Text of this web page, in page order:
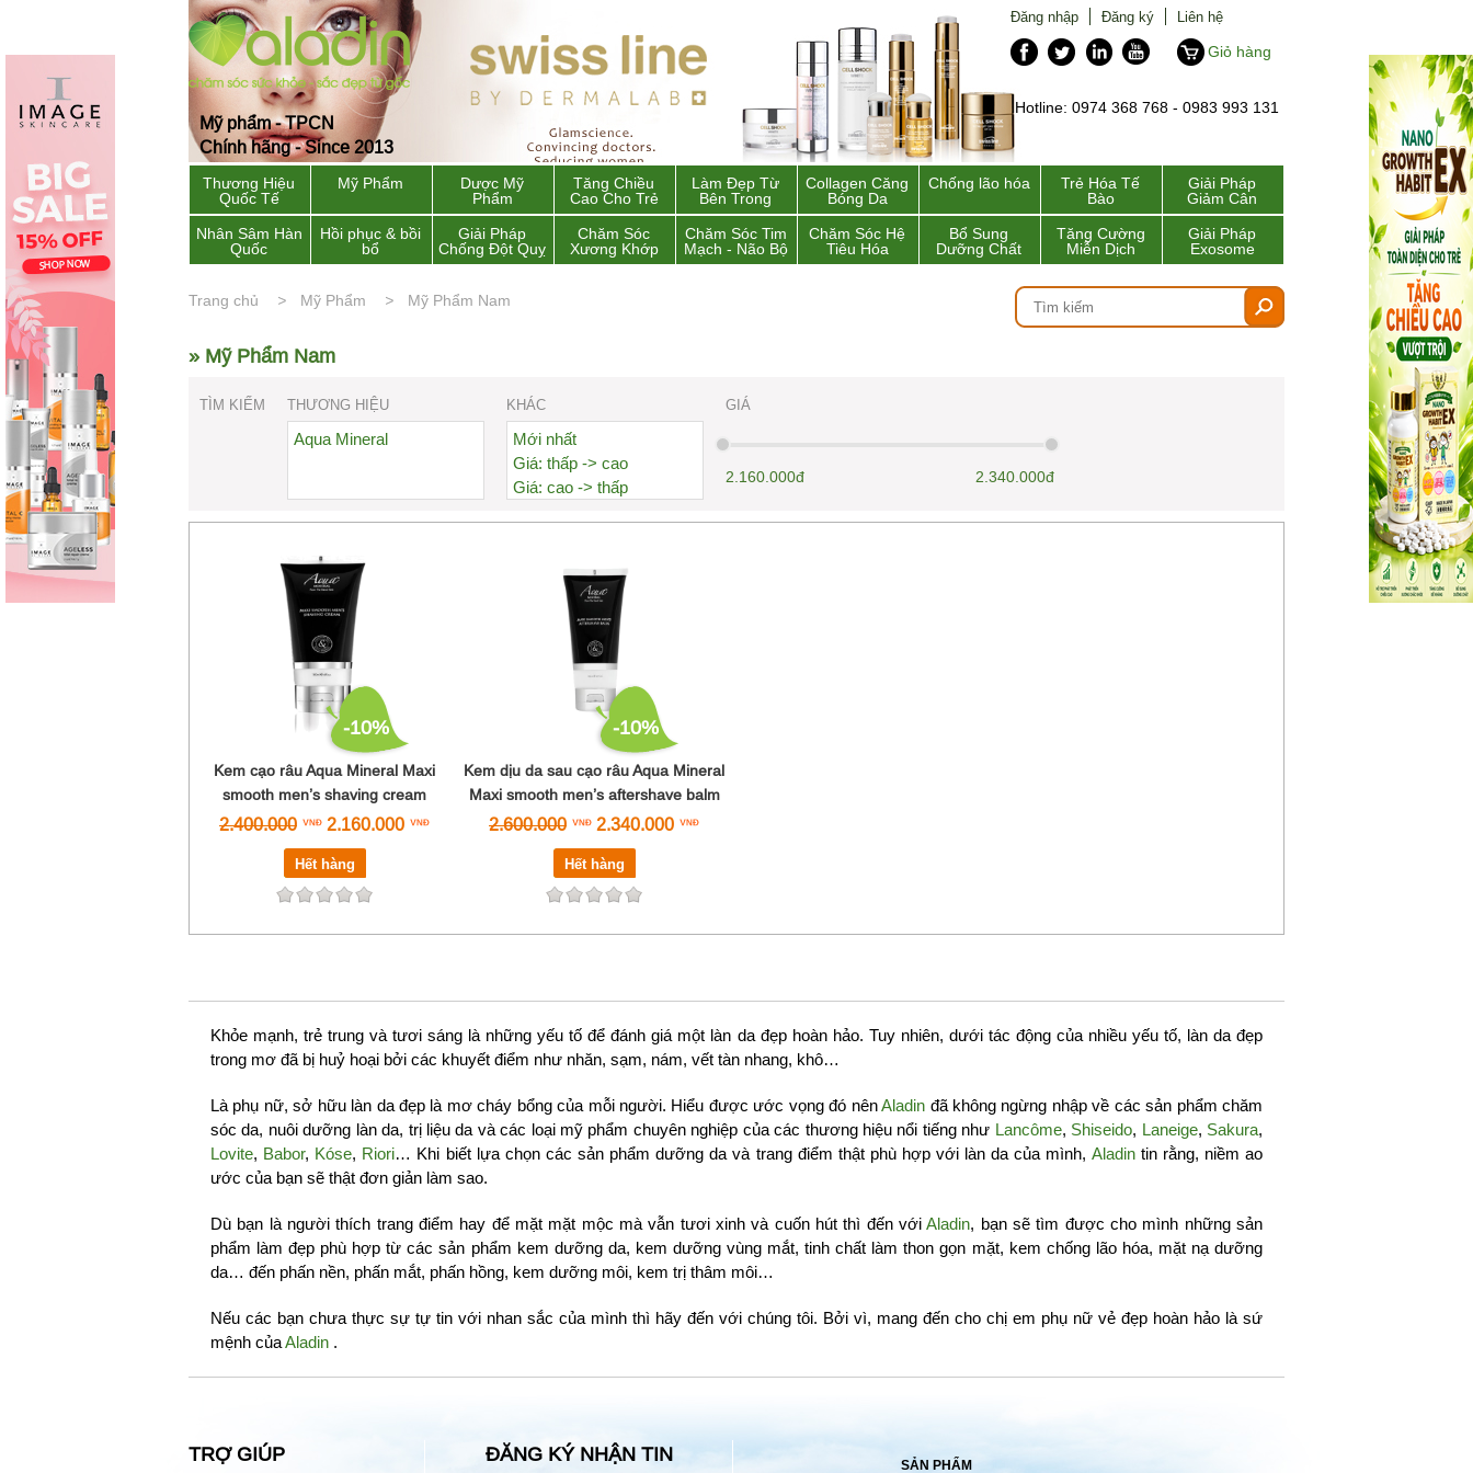
Mỹ phẩm - TPCN
Chính hãng - Since 2013
Đăng nhập Đăng ký
Liên hệ
Giỏ hàng
Hotline: 0974 368 768 - 0983 993 131
Thương Hiệu
Quốc Tế
Mỹ Phẩm
Dược Mỹ
Phẩm
Tăng Chiều
Cao Cho Trẻ
Làm Đẹp Từ
Bên Trong
Collagen Căng
Bóng Da
Chống lão hóa
Trẻ Hóa Tế
Bào
Giải Pháp
Giảm Cân
Nhân Sâm Hàn
Quốc
Hồi phục & bồi
bổ
Giải Pháp
Chống Đột Quỵ
Chăm Sóc
Xương Khớp
Chăm Sóc Tim
Mạch - Não Bộ
Chăm Sóc Hệ
Tiêu Hóa
Bổ Sung
Dưỡng Chất
Tăng Cường
Miễn Dịch
Giải Pháp
Exosome
Trang chủ Mỹ Phẩm Mỹ Phẩm Nam
» Mỹ Phẩm Nam
TÌM KIẾM THƯƠNG HIỆU
Aqua Mineral
KHÁC
Mới nhất
Giá: thấp -> cao
Giá: cao -> thấp
Tên A->Z
GIÁ
2.160.000đ 2.340.000đ
-10%
Kem cạo râu Aqua Mineral Maxi
smooth men’s shaving cream
2.400.000 2.160.000
Hết hàng
-10%
Kem dịu da sau cạo râu Aqua Mineral
Maxi smooth men’s aftershave balm
2.600.000 2.340.000
Hết hàng
Khỏe mạnh, trẻ trung và tươi sáng là những yếu tố để đánh giá một làn da đẹp hoàn hảo. Tuy nhiên, dưới tác động của nhiều yếu tố, làn da đẹp
trong mơ đã bị huỷ hoại bởi các khuyết điểm như nhăn, sạm, nám, vết tàn nhang, khô…
Là phụ nữ, sở hữu làn da đẹp là mơ cháy bổng của mỗi người. Hiểu được ước vọng đó nênAladin đã không ngừng nhập về các sản phẩm chăm
sóc da, nuôi dưỡng làn da, trị liệu da và các loại mỹ phẩm chuyên nghiệp của các thương hiệu nổi tiếng như Lancôme, Shiseido, Laneige, Sakura,
Lovite, Babor, Kóse, Riori… Khi biết lựa chọn các sản phẩm dưỡng da và trang điểm thật phù hợp với làn da của mình, Aladintin rằng, niềm ao
ước của bạn sẽ thật đơn giản làm sao.
Dù bạn là người thích trang điểm hay để mặt mặt mộc mà vẫn tươi xinh và cuốn hút thì đến vớiAladin, bạn sẽ tìm được cho mình những sản
phẩm làm đẹp phù hợp từ các sản phẩm kem dưỡng da, kem dưỡng vùng mắt, tinh chất làm thon gọn mặt, kem chống lão hóa, mặt nạ dưỡng
da… đến phấn nền, phấn mắt, phấn hồng, kem dưỡng môi, kem trị thâm môi…
Nếu các bạn chưa thực sự tự tin với nhan sắc của mình thì hãy đến với chúng tôi. Bởi vì, mang đến cho chị em phụ nữ vẻ đẹp hoàn hảo là sứ
mệnh củaAladin .
TRỢ GIÚP ĐĂNG KÝ NHẬN TIN SẢN PHẨM